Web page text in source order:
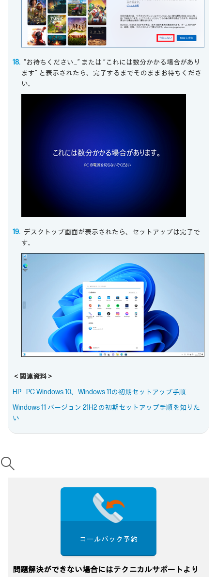
“お待ちください…” または “これには数分かかる場合があり
ます” と表示されたら、完了するまでそのままお待ちくださ
い。
デスクトップ画面が表示されたら、セットアップは完了で
す。
＜関連資料＞
HP - PC Windows 10、Windows 11の初期セットアップ手順
Windows 11 バージョン 21H2 の初期セットアップ手順を知りた
い
コールバック予約
問題解決ができない場合にはテクニカルサポートより